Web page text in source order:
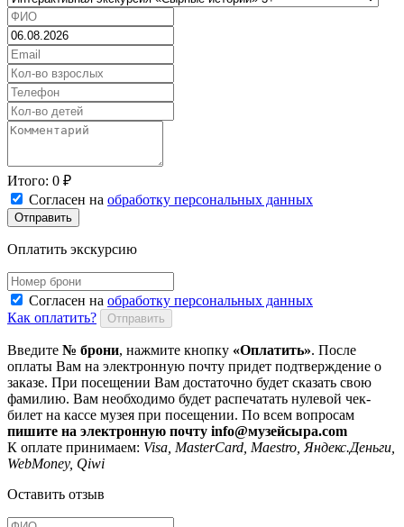
Итого: 0 ₽
Согласен на обработку персональных данных
Отправить
Оплатить экскурсию
Согласен на обработку персональных данных
Как оплатить?
Отправить
Введите № брони, нажмите кнопку «Оплатить». После
оплаты Вам на электронную почту придет подтверждение о
заказе. При посещении Вам достаточно будет сказать свою
фамилию. Вам необходимо будет распечатать нулевой чек-
билет на кассе музея при посещении. По всем вопросам
пишите на электронную почту info@музейсыра.com
К оплате принимаем: Visa, MasterCard, Maestro, Яндекс.Деньги,
WebMoney, Qiwi
Оставить отзыв